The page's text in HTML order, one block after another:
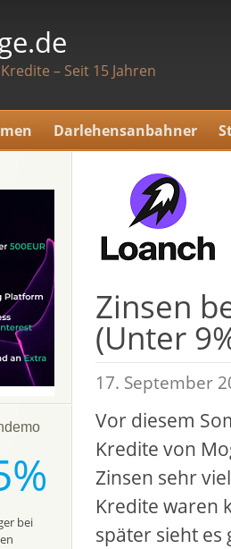
– Seit 15 Jahren
Darlehensanbahner
Zinsen
(Unter
17. September
Vor diesem
Kredite von
Zinsen sehr
Kredite waren
später sieht es
bei